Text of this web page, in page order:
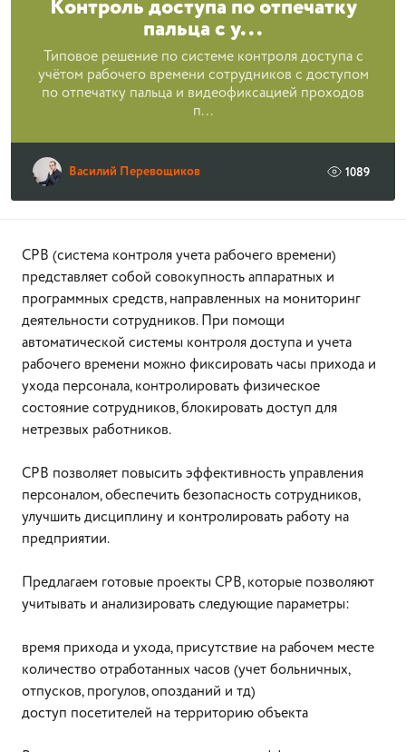
Контроль доступа по отпечатку
пальца с у...
Типовое решение по системе контроля доступа с
учётом рабочего времени сотрудников с доступом
по отпечатку пальца и видеофиксацией проходов
п...
Василий Перевощиков 1089
СРВ (система контроля учета рабочего времени)
представляет собой совокупность аппаратных и
программных средств, направленных на мониторинг
деятельности сотрудников. При помощи
автоматической системы контроля доступа и учета
рабочего времени можно фиксировать часы прихода и
ухода персонала, контролировать физическое
состояние сотрудников, блокировать доступ для
нетрезвых работников.
СРВ позволяет повысить эффективность управления
персоналом, обеспечить безопасность сотрудников,
улучшить дисциплину и контролировать работу на
предприятии.
Предлагаем готовые проекты СРВ, которые позволяют
учитывать и анализировать следующие параметры:
время прихода и ухода, присутствие на рабочем месте
количество отработанных часов (учет больничных,
отпусков, прогулов, опозданий и тд)
доступ посетителей на территорию объекта